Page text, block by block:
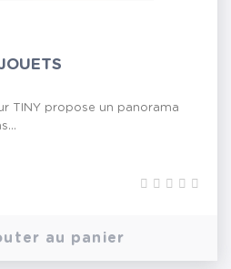
TINY propose un panorama
au panier